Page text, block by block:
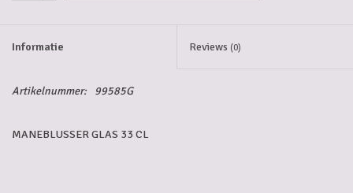
Informatie Reviews (0)
Artikelnummer: 99585G
MANEBLUSSER GLAS 33 CL